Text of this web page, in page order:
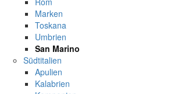
Marken
Toskana
Umbrien
San Marino
Südtitalien
Apulien
Kalabrien